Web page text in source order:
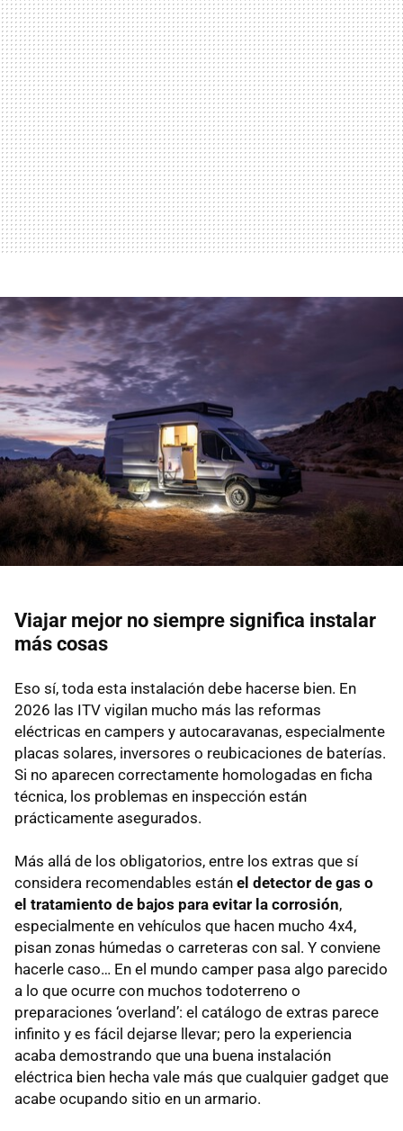
Viajar mejor no siempre significa instalar
más cosas
Eso sí, toda esta instalación debe hacerse bien. En
2026 las ITV vigilan mucho más las reformas
eléctricas en campers y autocaravanas, especialmente
placas solares, inversores o reubicaciones de baterías.
Si no aparecen correctamente homologadas en ficha
técnica, los problemas en inspección están
prácticamente asegurados.
Más allá de los obligatorios, entre los extras que sí
considera recomendables están el detector de gas o
el tratamiento de bajos para evitar la corrosión,
especialmente en vehículos que hacen mucho 4x4,
pisan zonas húmedas o carreteras con sal. Y conviene
hacerle caso… En el mundo camper pasa algo parecido
a lo que ocurre con muchos todoterreno o
preparaciones ‘overland’: el catálogo de extras parece
infinito y es fácil dejarse llevar; pero la experiencia
acaba demostrando que una buena instalación
eléctrica bien hecha vale más que cualquier gadget que
acabe ocupando sitio en un armario.